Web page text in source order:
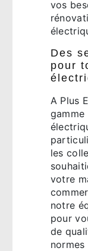
vos
Des
pour
A Plus
les
votre
notre
pour
de
normes